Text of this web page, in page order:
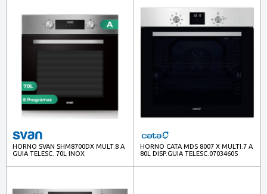
HORNO SVAN SHM8700DX MULT.8 A
GUIA TELESC. 70L INOX
HORNO CATA MDS 8007 X MULTI.7 A
80L DISP.GUIA TELESC.07034605